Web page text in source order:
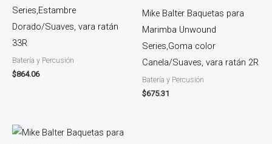
Series,Estambre
Dorado/Suaves, vara ratán
33R
Batería y Percusión
$864.06
Mike Balter Baquetas para
Marimba Unwound
Series,Goma color
Canela/Suaves, vara ratán 2R
Batería y Percusión
$675.31